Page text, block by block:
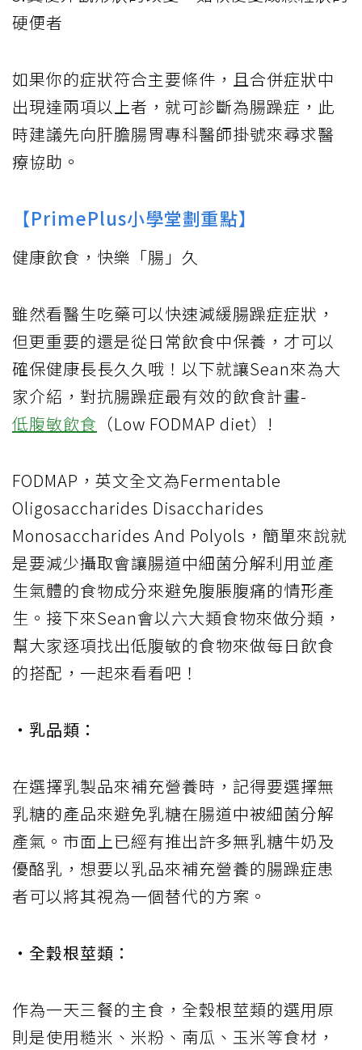
硬便者
如果你的症狀符合主要條件，且合併症狀中
出現達兩項以上者，就可診斷為腸躁症，此
時建議先向肝膽腸胃專科醫師掛號來尋求醫
療協助。
【PrimePlus小學堂劃重點】
健康飲食，快樂「腸」久
雖然看醫生吃藥可以快速減緩腸躁症症狀，
但更重要的還是從日常飲食中保養，才可以
確保健康長長久久哦！以下就讓Sean來為大
家介紹，對抗腸躁症最有效的飲食計畫-
低腹敏飲食 （Low FODMAP diet）!
FODMAP，英文全文為Fermentable
Oligosaccharides Disaccharides
Monosaccharides And Polyols，簡單來說就
是要減少攝取會讓腸道中細菌分解利用並產
生氣體的食物成分來避免腹脹腹痛的情形產
生。接下來Sean會以六大類食物來做分類，
幫大家逐項找出低腹敏的食物來做每日飲食
的搭配，一起來看看吧！
‧乳品類：
在選擇乳製品來補充營養時，記得要選擇無
乳糖的產品來避免乳糖在腸道中被細菌分解
產氣。市面上已經有推出許多無乳糖牛奶及
優酪乳，想要以乳品來補充營養的腸躁症患
者可以將其視為一個替代的方案。
‧全穀根莖類：
作為一天三餐的主食，全穀根莖類的選用原
則是使用糙米、米粉、南瓜、玉米等食材，